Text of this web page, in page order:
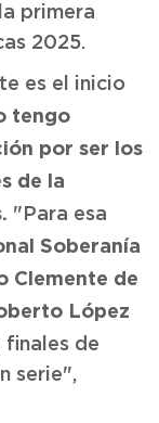
primera
2025.
es el inicio
tengo
por ser los
de la
"Para esa
Soberanía
Clemente de
López
finales de
serie",